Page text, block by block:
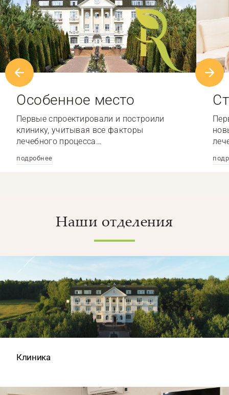
Особенное место
Первые спроектировали и построили
клинику, учитывая все факторы
лечебного процесса…
подробнее
Наши отделения
Клиника